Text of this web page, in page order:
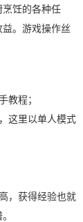
烹饪的各种任
。游戏操作丝
教程；
这里以单人模式
，获得经验也就